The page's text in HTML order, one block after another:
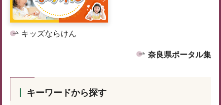
キッズならけん
奈良県ポータル集
キーワードから探す